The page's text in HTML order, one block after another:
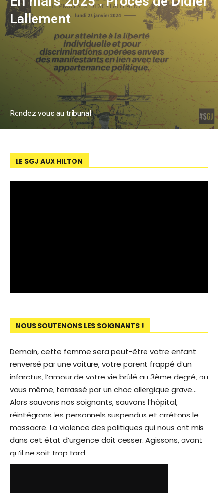
Lallement
Rendez vous au tribunal
LE SGJ AUX HILTON
NOUS SOUTENONS LES SOIGNANTS !
Demain, cette femme sera peut-être votre enfant
renversé par une voiture, votre parent frappé d’un
infarctus, l’amour de votre vie brûlé au 3ème degré, ou
vous même, terrassé par un choc allergique grave…
Alors sauvons nos soignants, sauvons l’hôpital,
réintégrons les personnels suspendus et arrêtons le
massacre. La violence des politiques qui nous ont mis
dans cet état d’urgence doit cesser. Agissons, avant
qu’il ne soit trop tard.